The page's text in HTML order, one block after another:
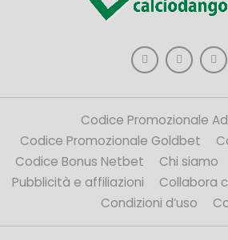
Codice Promozionale
Codice Promozionale Goldbet
Codice Bonus Netbet
Chi siamo
Pubblicità e affiliazioni
Collabora
Condizioni d’uso